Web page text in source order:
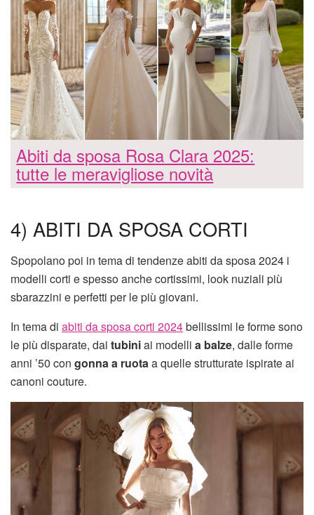
Abiti da sposa Rosa Clara 2025:
tutte le meravigliose novità
4) ABITI DA SPOSA CORTI
Spopolano poi in tema di tendenze abiti da sposa 2024 i
modelli corti e spesso anche cortissimi, look nuziali più
sbarazzini e perfetti per le più giovani.
In tema di abiti da sposa corti 2024bellissimi le forme sono
le più disparate, dai tubiniai modelli a balze, dalle forme
anni ’50 con gonna a ruotaa quelle strutturate ispirate ai
canoni couture.